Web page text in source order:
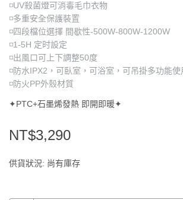
◽UV殺菌燈可消毒毛巾衣物
◽多重安全保護裝置
◽四段檔位選擇 間歇性-500W-800W-1200W
◽1-5H 定时設定
◽出風口可上下調整50度
◽防水IPX2，可臥室，可浴室，可吊掛多功能使
◽防火PP外殼材質
✦PTC+石墨烯發熱 即開即暖✦
NT$3,290
供貨狀況: 尚有庫存